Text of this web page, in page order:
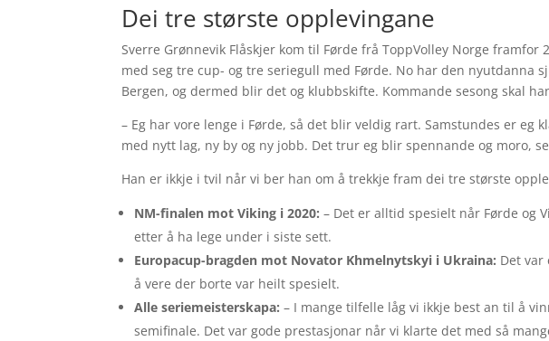
Dei tre største opplevingane
Sverre Grønnevik Flåskjer kom til Førde frå ToppVolley Norge framfor
med seg tre cup- og tre seriegull med Førde. No har den nyutdanna
Bergen, og dermed blir det og klubbskifte. Kommande sesong skal
– Eg har vore lenge i Førde, så det blir veldig rart. Samstundes er eg
med nytt lag, ny by og ny jobb. Det trur eg blir spennande og moro,
Han er ikkje i tvil når vi ber han om å trekkje fram dei tre største
NM-finalen mot Viking i 2020: – Det er alltid spesielt når Førde og
etter å ha lege under i siste sett.
Europacup-bragden mot Novator Khmelnytskyi i Ukraina: Det var
å vere der borte var heilt spesielt.
Alle seriemeisterskapa: – I mange tilfelle låg vi ikkje best an til å
semifinale. Det var gode prestasjonar når vi klarte det med så